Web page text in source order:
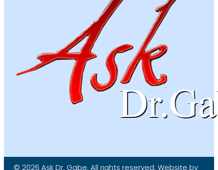
© 2026 Ask Dr. Gabe. All rights reserved. Website by